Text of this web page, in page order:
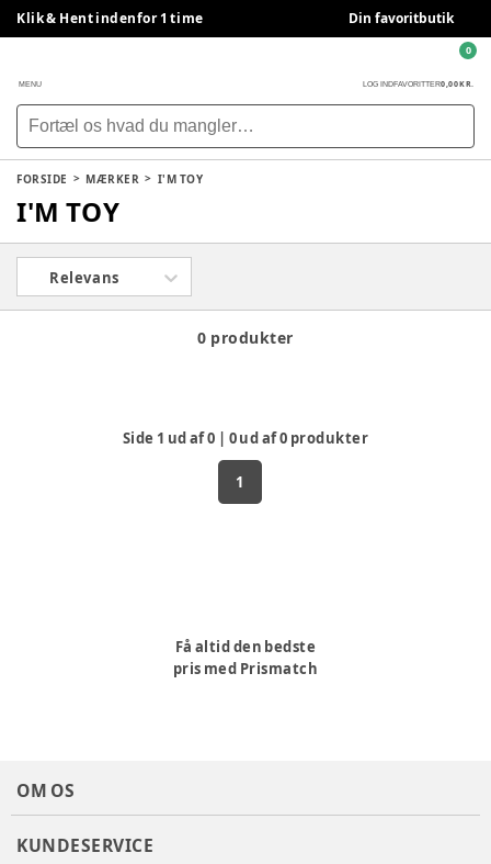
Klik & Hent indenfor 1 time Din favoritbutik
MENU LOG INDFAVORITTER0,00 KR.
0
FORSIDE MÆRKER I'M TOY
I'M TOY
Relevans
0 produkter
Side 1 ud af0 | 0ud af0 produkter
1
Få altid den bedste
pris med Prismatch
OM OS
KUNDESERVICE